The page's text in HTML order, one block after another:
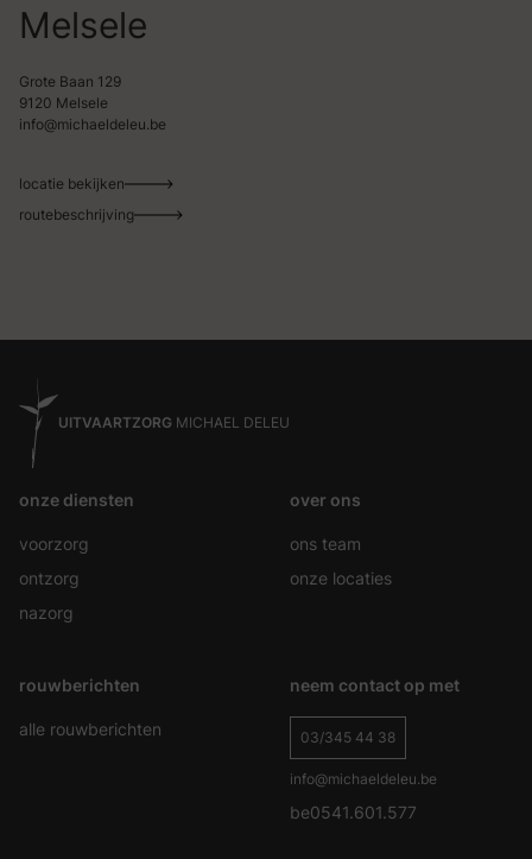
Melsele
Grote Baan 129
9120 Melsele
info@michaeldeleu.be
locatie bekijken
routebeschrijving
UITVAARTZORG MICHAEL DELEU
onze diensten
voorzorg
ontzorg
nazorg
over ons
ons team
onze locaties
rouwberichten
alle rouwberichten
neem contact op met
03/345 44 38
info@michaeldeleu.be
be0541.601.577